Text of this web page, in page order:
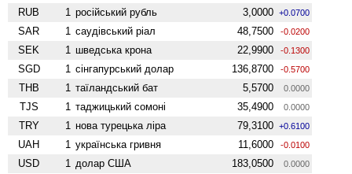
RUB 1 російський рубль 3,0000 +0.0700
SAR 1 саудівський ріал 48,7500 -0.0200
SEK 1 шведська крона 22,9900 -0.1300
SGD 1 сінгапурський долар 136,8700 -0.5700
THB 1 таїландський бат 5,5700 0.0000
TJS 1 таджицький сомоні 35,4900 0.0000
TRY 1 нова турецька ліра 79,3100 +0.6100
UAH 1 українська гривня 11,6000 -0.0100
USD 1 долар США 183,0500 0.0000